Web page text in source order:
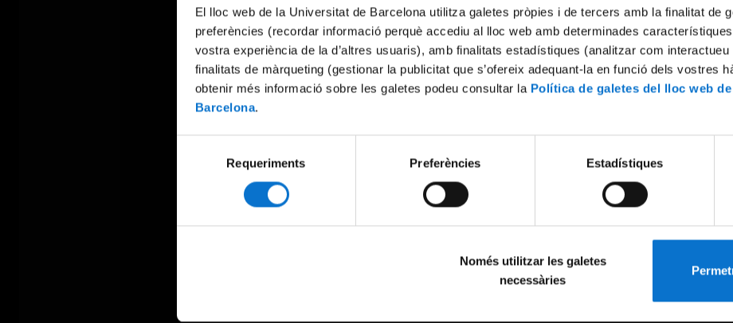
El lloc web de la Universitat de Barcelona utilitza galetes pròpies i de tercers amb la finalitat de
preferències (recordar informació perquè accediu al lloc web amb determinades
vostra experiència de la d’altres usuaris), amb finalitats estadístiques (analitzar com
finalitats de màrqueting (gestionar la publicitat que s’ofereix adequant-la en funció dels vostres
obtenir més informació sobre les galetes podeu consultar la Política de galetes del lloc web
Barcelona.
consentiment
Requeriments Preferències Estadístiques
Només utilitzar les galetes
necessàries